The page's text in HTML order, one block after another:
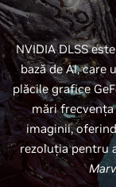
NVIDIA DLSS
bază de AI, care
plăcile grafice
mări frecvența
imaginii,
rezoluția pentru